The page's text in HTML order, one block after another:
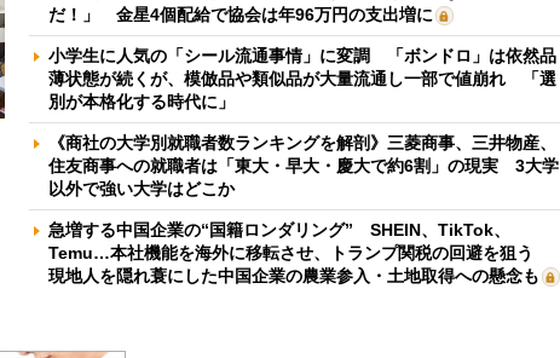
だ！」 金星4個配給で協会は年96万円の支出増に
小学生に人気の「シール流通事情」に変調 「ボンドロ」は依然品
薄状態が続くが、模倣品や類似品が大量流通し一部で値崩れ 「選
別が本格化する時代に」
《商社の大学別就職者数ランキングを解剖》三菱商事、三井物産、
住友商事への就職者は「東大・早大・慶大で約6割」の現実 3大学
以外で強い大学はどこか
急増する中国企業の“国籍ロンダリング” SHEIN、TikTok、
Temu…本社機能を海外に移転させ、トランプ関税の回避を狙う
現地人を隠れ蓑にした中国企業の農業参入・土地取得への懸念も